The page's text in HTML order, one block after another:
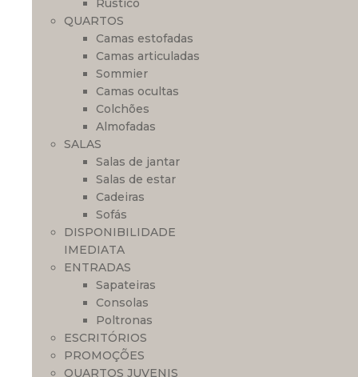
Rústico
QUARTOS
Camas estofadas
Camas articuladas
Sommier
Camas ocultas
Colchões
Almofadas
SALAS
Salas de jantar
Salas de estar
Cadeiras
Sofás
DISPONIBILIDADE
IMEDIATA
ENTRADAS
Sapateiras
Consolas
Poltronas
ESCRITÓRIOS
PROMOÇÕES
QUARTOS JUVENIS